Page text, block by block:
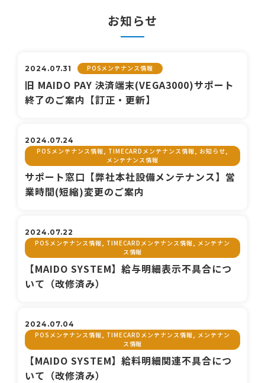
お知らせ
2024.07.31 POSメンテナンス情報
旧 MAIDO PAY 決済端末(VEGA3000)サポート
終了のご案内【訂正・更新】
2024.07.24
POSメンテナンス情報, TIMECARDメンテナンス情報, お知らせ,
メンテナンス情報
サポート窓口【弊社本社設備メンテナンス】営
業時間(短縮)変更のご案内
2024.07.22
POSメンテナンス情報, TIMECARDメンテナンス情報, メンテナン
ス情報
【MAIDO SYSTEM】給与明細表示不具合につ
いて（改修済み）
2024.07.04
POSメンテナンス情報, TIMECARDメンテナンス情報, メンテナン
ス情報
【MAIDO SYSTEM】給料明細関連不具合につ
いて（改修済み）